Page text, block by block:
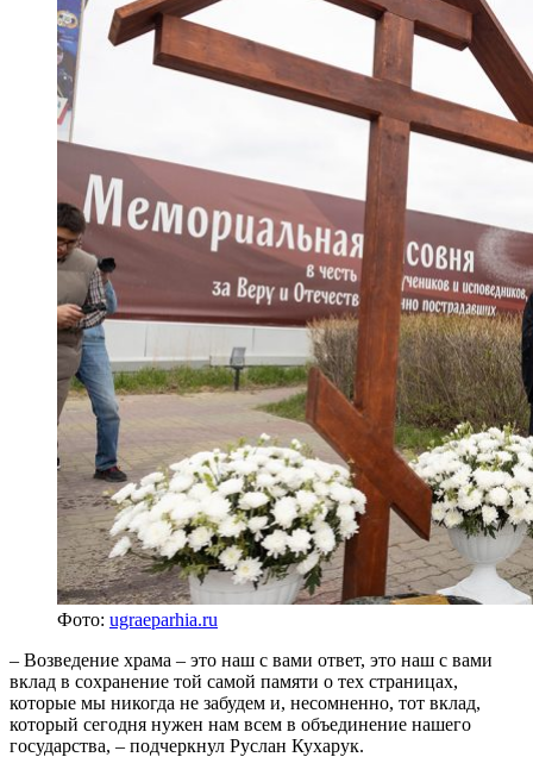
Фото: ugraeparhia.ru
– Возведение храма – это наш с вами ответ, это наш с вами
вклад в сохранение той самой памяти о тех страницах,
которые мы никогда не забудем и, несомненно, тот вклад,
который сегодня нужен нам всем в объединение нашего
государства, – подчеркнул Руслан Кухарук.